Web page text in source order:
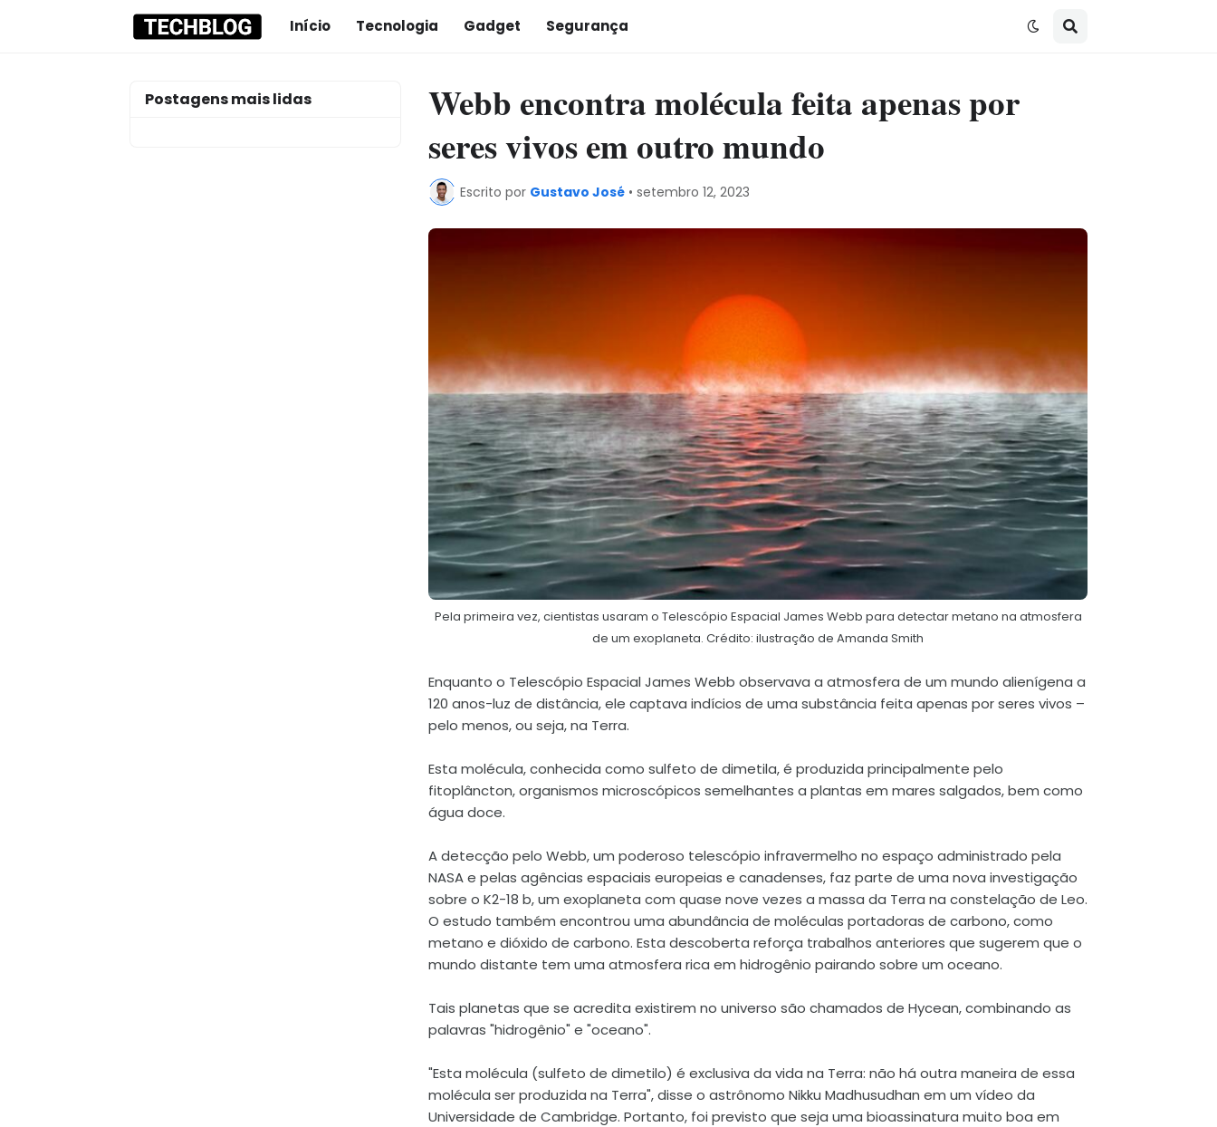
Início Tecnologia Gadget Segurança
Webb encontra molécula feita apenas por
seres vivos em outro mundo
Escrito por Gustavo José • setembro 12, 2023
Pela primeira vez, cientistas usaram o Telescópio Espacial James Webb para detectar metano na atmosfera
de um exoplaneta. Crédito: ilustração de Amanda Smith
Enquanto o Telescópio Espacial James Webb observava a atmosfera de um mundo alienígena a
120 anos-luz de distância, ele captava indícios de uma substância feita apenas por seres vivos –
pelo menos, ou seja, na Terra.
Esta molécula, conhecida como sulfeto de dimetila, é produzida principalmente pelo
fitoplâncton, organismos microscópicos semelhantes a plantas em mares salgados, bem como
água doce.
A detecção pelo Webb, um poderoso telescópio infravermelho no espaço administrado pela
NASA e pelas agências espaciais europeias e canadenses, faz parte de uma nova investigação
sobre o K2-18 b, um exoplaneta com quase nove vezes a massa da Terra na constelação de Leo.
O estudo também encontrou uma abundância de moléculas portadoras de carbono, como
metano e dióxido de carbono. Esta descoberta reforça trabalhos anteriores que sugerem que o
mundo distante tem uma atmosfera rica em hidrogênio pairando sobre um oceano.
Tais planetas que se acredita existirem no universo são chamados de Hycean, combinando as
palavras "hidrogênio" e "oceano".
"Esta molécula (sulfeto de dimetilo) é exclusiva da vida na Terra: não há outra maneira de essa
molécula ser produzida na Terra", disse o astrônomo Nikku Madhusudhan em um vídeo da
Universidade de Cambridge. Portanto, foi previsto que seja uma bioassinatura muito boa em
Postagens mais lidas